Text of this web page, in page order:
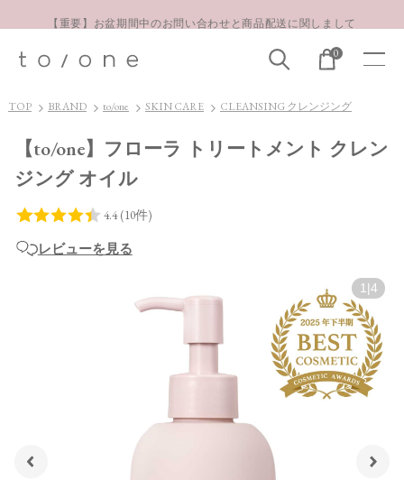
LINE お友達登録 500円OFFクーポンプレゼント
0
TOP BRAND to/one SKIN CARE CLEANSING クレンジング
【to/one】フローラ トリートメント クレン
ジング オイル
レビューを見る
1 4